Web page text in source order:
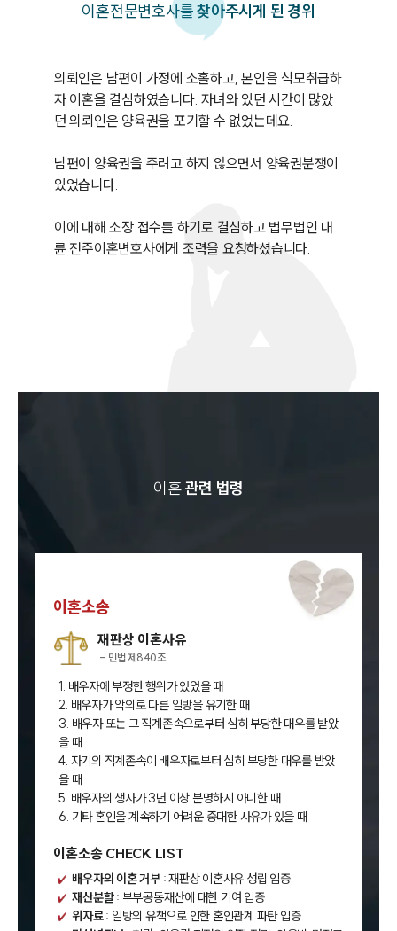
이혼전문변호사를찾아주시게 된 경위
의뢰인은 남편이 가정에 소홀하고, 본인을 식모취급하
자 이혼을 결심하였습니다. 자녀와 있던 시간이 많았
던 의뢰인은 양육권을 포기할 수 없었는데요.
남편이 양육권을 주려고 하지 않으면서 양육권분쟁이
있었습니다.
이에 대해 소장 접수를 하기로 결심하고 법무법인 대
륜 전주이혼변호사에게 조력을 요청하셨습니다.
이혼관련 법령
이혼소송
재판상 이혼사유
- 민법 제840조
1. 배우자에 부정한 행위가 있었을 때
2. 배우자가 악의로 다른 일방을 유기한 때
3. 배우자 또는 그 직계존속으로부터 심히 부당한 대우를 받았
을 때
4. 자기의 직계존속이 배우자로부터 심히 부당한 대우를 받았
을 때
5. 배우자의 생사가 3년 이상 분명하지 아니한 때
6. 기타 혼인을 계속하기 어려운 중대한 사유가 있을 때
이혼소송 CHECK LIST
배우자의 이혼 거부: 재판상 이혼사유 성립 입증
재산분할: 부부공동재산에 대한 기여 입증
위자료: 일방의 유책으로 인한 혼인관계 파탄 입증